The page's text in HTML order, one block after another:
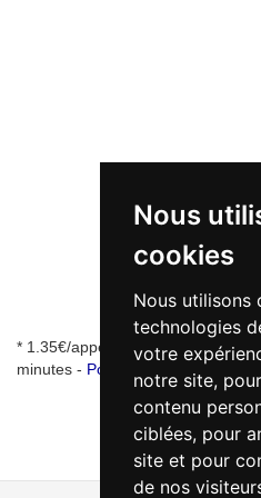
Nous
cookies
Nous utilisons
technologies
votre
notre site,
contenu
ciblées, pour
site et pour
de nos
* 1.35€/appel + 0.34€/min -
minutes - Pourquoi ce numéro ?